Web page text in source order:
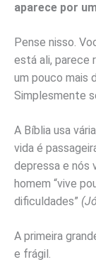
aparece por
Pense nisso.
está ali, parece
um pouco mais
Simplesmente
A Bíblia usa
vida é
depressa e nós
homem “vive
dificuldades”
A primeira
e frágil.